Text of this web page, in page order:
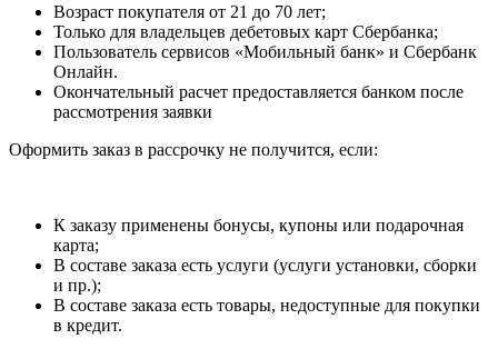
Возраст покупателя от 21 до 70 лет;
Только для владельцев дебетовых карт Сбербанка;
Пользователь сервисов «Мобильный банк» и Сбербанк
Онлайн.
Окончательный расчет предоставляется банком после
рассмотрения заявки
Оформить заказ в рассрочку не получится, если:
К заказу применены бонусы, купоны или подарочная
карта;
В составе заказа есть услуги (услуги установки, сборки
и пр.);
В составе заказа есть товары, недоступные для покупки
в кредит.